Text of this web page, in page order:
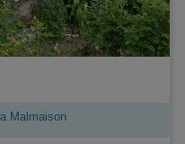
Malmaison